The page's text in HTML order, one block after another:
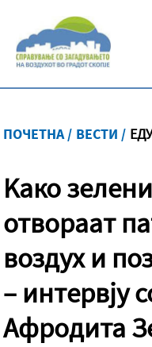
ПОЧЕТНА / ВЕСТИ /
Kако
отвораат
воздух и
– интервју
Афродита